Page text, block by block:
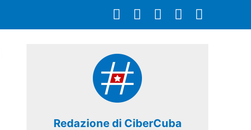
Redazione di CiberCuba